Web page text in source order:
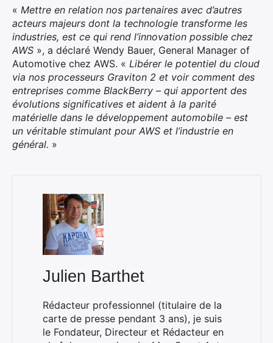
« Mettre en relation nos partenaires avec d’autres
acteurs majeurs dont la technologie transforme les
industries, est ce qui rend l’innovation possible chez
AWS », a déclaré Wendy Bauer, General Manager of
Automotive chez AWS. « Libérer le potentiel du cloud
via nos processeurs Graviton 2 et voir comment des
entreprises comme BlackBerry – qui apportent des
évolutions significatives et aident à la parité
matérielle dans le développement automobile – est
un véritable stimulant pour AWS et l’industrie en
général. »
Julien Barthet
Rédacteur professionnel (titulaire de la
carte de presse pendant 3 ans), je suis
le Fondateur, Directeur et Rédacteur en
Rechercher